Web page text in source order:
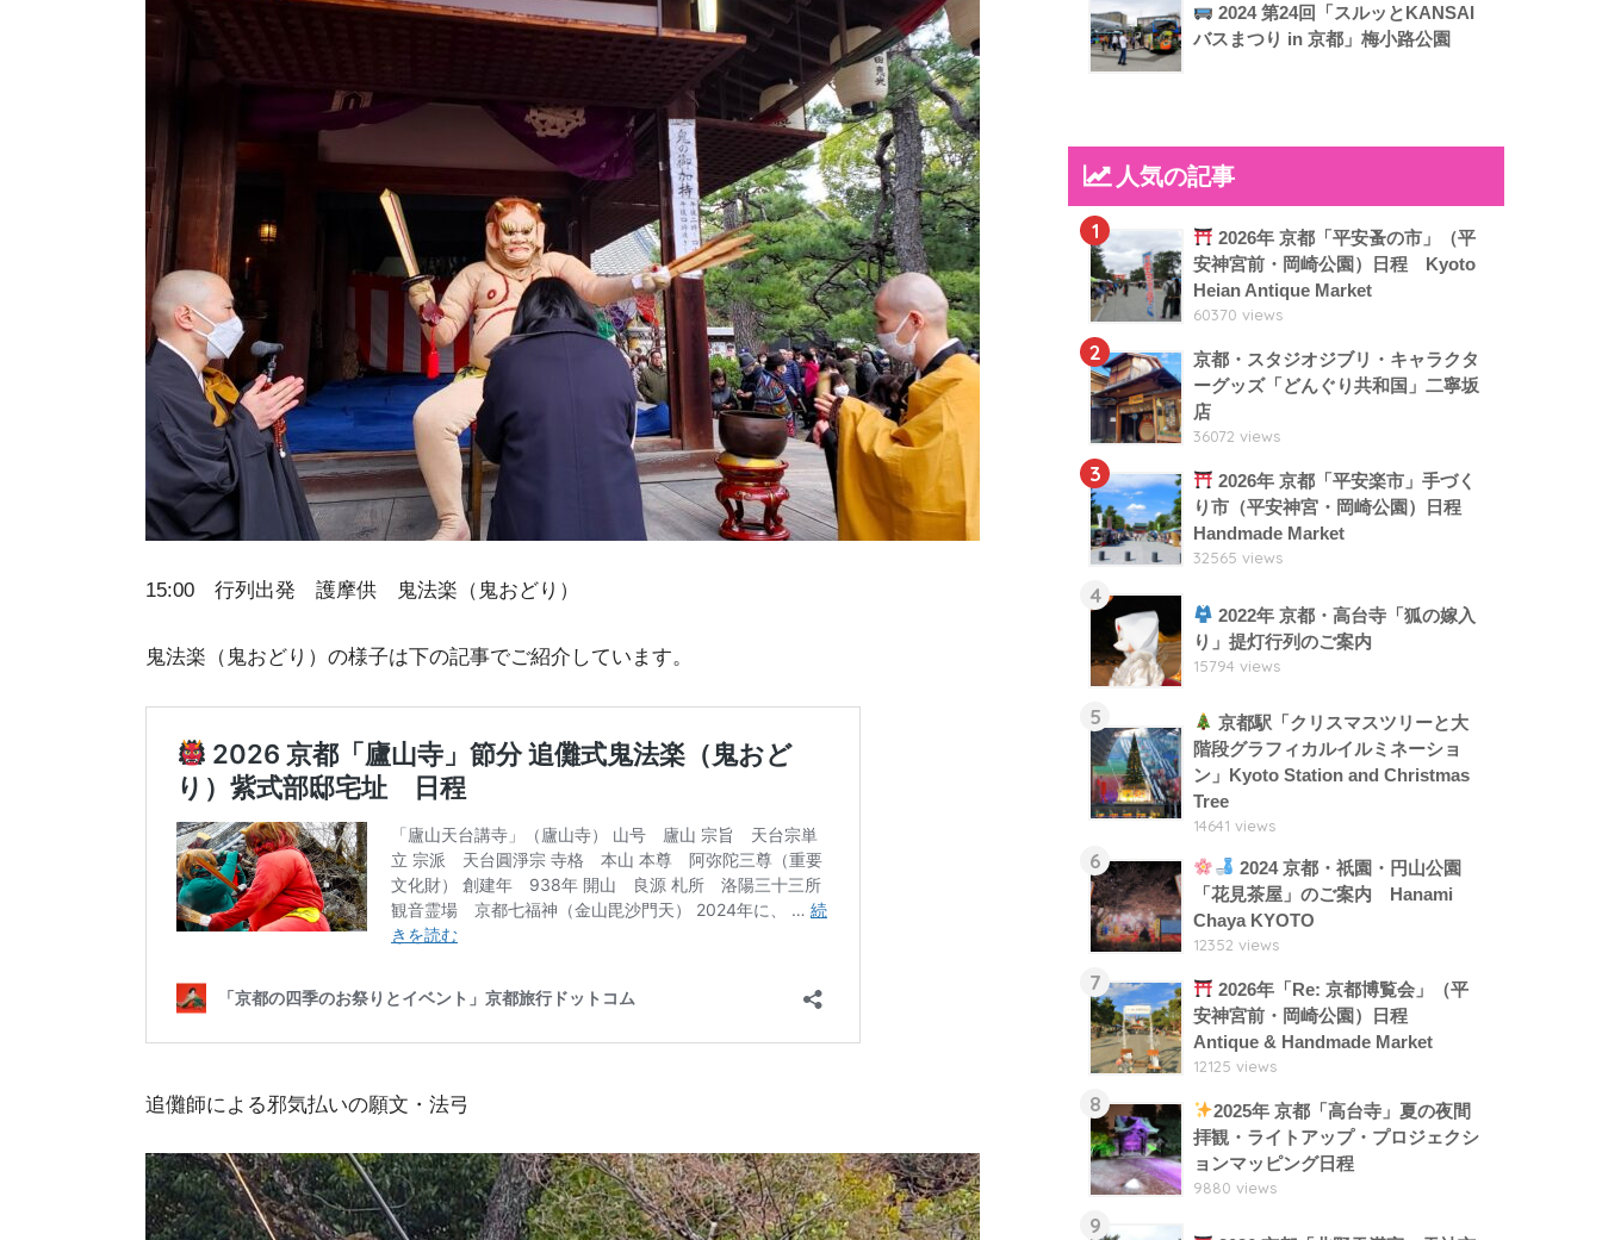
15:00 行列出発 護摩供 鬼法楽（鬼おどり）
鬼法楽（鬼おどり）の様子は下の記事でご紹介しています。
追儺師による邪気払いの願文・法弓
2024 第24回「スルッとKANSAI
バスまつり in 京都」梅小路公園
人気の記事
1
2026年 京都「平安蚤の市」（平
安神宮前・岡崎公園）日程 Kyoto
Heian Antique Market
60370 views
2
京都・スタジオジブリ・キャラクタ
ーグッズ「どんぐり共和国」二寧坂
店
36072 views
3
2026年 京都「平安楽市」手づく
り市（平安神宮・岡崎公園）日程
Handmade Market
32565 views
4
2022年 京都・高台寺「狐の嫁入
り」提灯行列のご案内
15794 views
5
京都駅「クリスマスツリーと大
階段グラフィカルイルミネーショ
ン」Kyoto Station and Christmas
Tree
14641 views
6
2024 京都・祇園・円山公園
「花見茶屋」のご案内 Hanami
Chaya KYOTO
12352 views
7
2026年「Re: 京都博覧会」（平
安神宮前・岡崎公園）日程
Antique & Handmade Market
12125 views
8
2025年 京都「高台寺」夏の夜間
拝観・ライトアップ・プロジェクシ
ョンマッピング日程
9880 views
9